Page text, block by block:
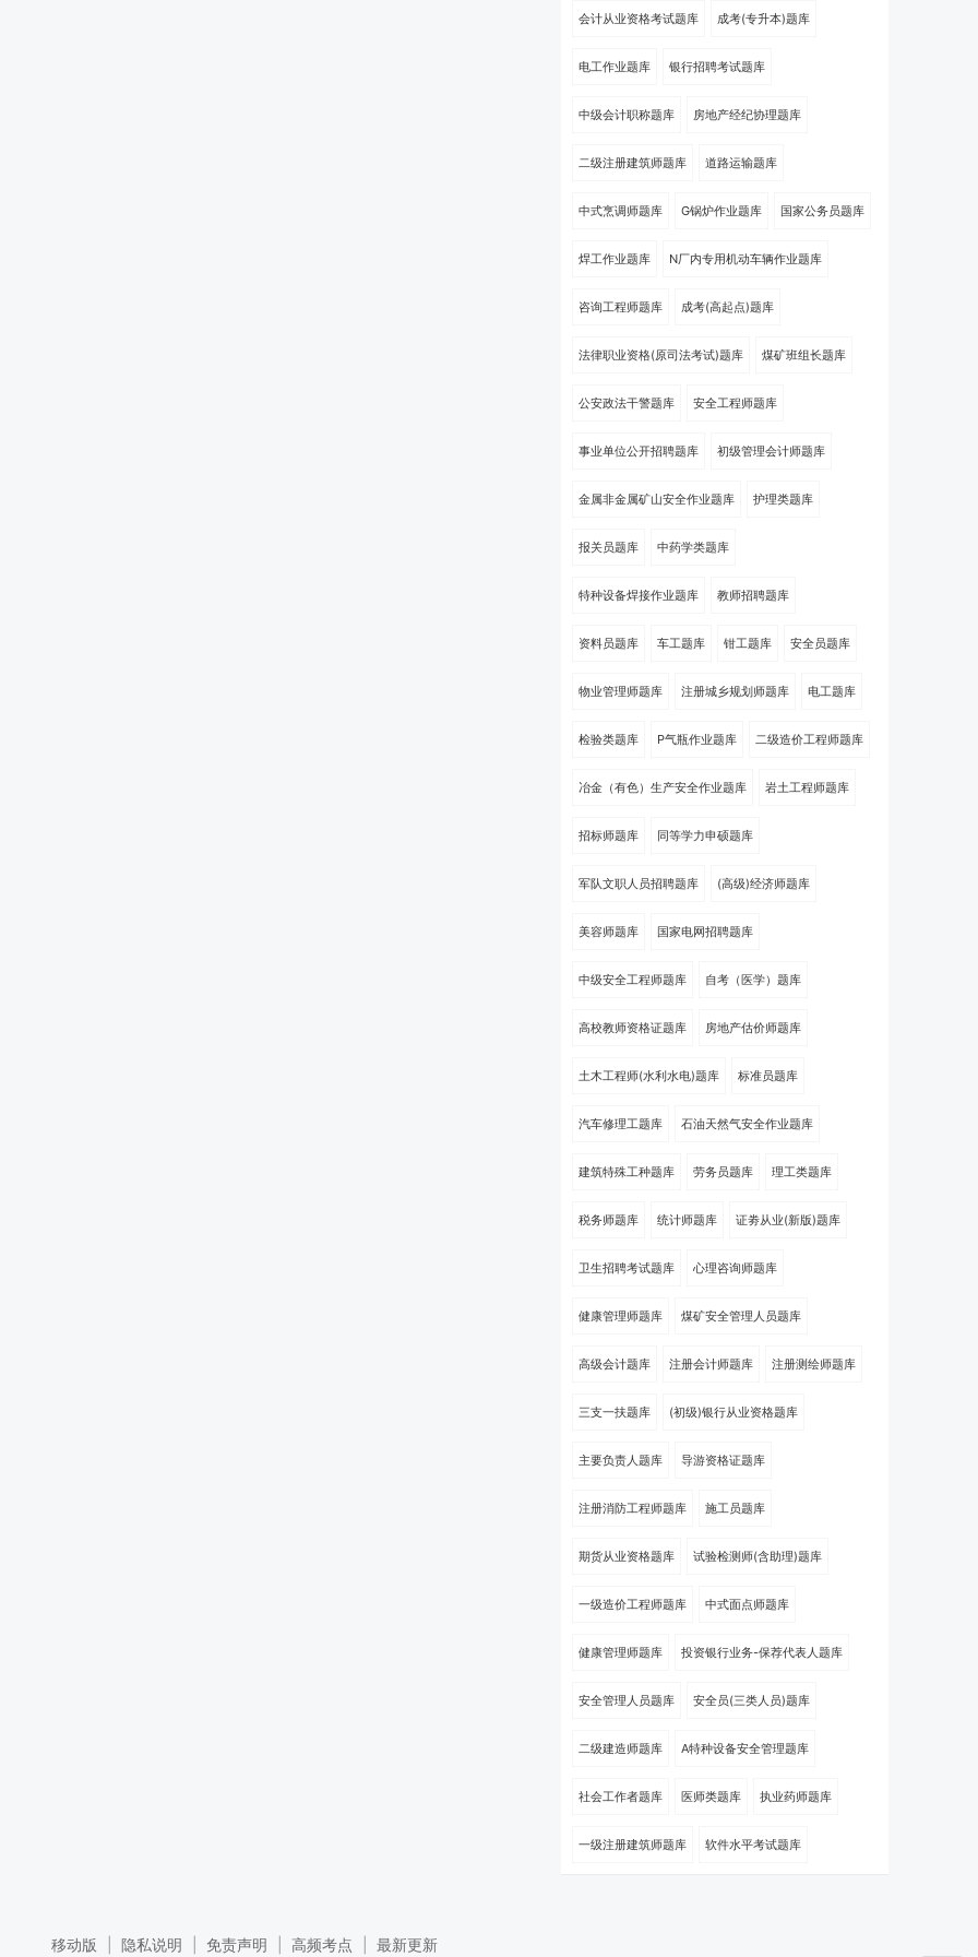
会计从业资格考试题库 成考(专升本)题库
电工作业题库 银行招聘考试题库
中级会计职称题库 房地产经纪协理题库
二级注册建筑师题库 道路运输题库
中式烹调师题库 G锅炉作业题库 国家公务员题库
焊工作业题库 N厂内专用机动车辆作业题库
咨询工程师题库 成考(高起点)题库
法律职业资格(原司法考试)题库 煤矿班组长题库
公安政法干警题库 安全工程师题库
事业单位公开招聘题库 初级管理会计师题库
金属非金属矿山安全作业题库 护理类题库
报关员题库 中药学类题库
特种设备焊接作业题库 教师招聘题库
资料员题库 车工题库 钳工题库 安全员题库
物业管理师题库 注册城乡规划师题库 电工题库
检验类题库 P气瓶作业题库 二级造价工程师题库
冶金（有色）生产安全作业题库 岩土工程师题库
招标师题库 同等学力申硕题库
军队文职人员招聘题库 (高级)经济师题库
美容师题库 国家电网招聘题库
中级安全工程师题库 自考（医学）题库
高校教师资格证题库 房地产估价师题库
土木工程师(水利水电)题库 标准员题库
汽车修理工题库 石油天然气安全作业题库
建筑特殊工种题库 劳务员题库 理工类题库
税务师题库 统计师题库 证劵从业(新版)题库
卫生招聘考试题库 心理咨询师题库
健康管理师题库 煤矿安全管理人员题库
高级会计题库 注册会计师题库 注册测绘师题库
三支一扶题库 (初级)银行从业资格题库
主要负责人题库 导游资格证题库
注册消防工程师题库 施工员题库
期货从业资格题库 试验检测师(含助理)题库
一级造价工程师题库 中式面点师题库
健康管理师题库 投资银行业务-保荐代表人题库
安全管理人员题库 安全员(三类人员)题库
二级建造师题库 A特种设备安全管理题库
社会工作者题库 医师类题库 执业药师题库
一级注册建筑师题库 软件水平考试题库
移动版 隐私说明 免责声明 高频考点 最新更新